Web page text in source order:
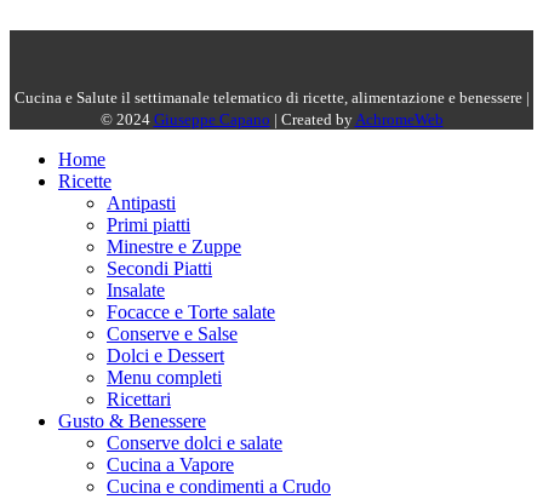
Cucina e Salute il settimanale telematico di ricette, alimentazione e benessere |
© 2024 Giuseppe Capano | Created byAchromeWeb
Home
Ricette
Antipasti
Primi piatti
Minestre e Zuppe
Secondi Piatti
Insalate
Focacce e Torte salate
Conserve e Salse
Dolci e Dessert
Menu completi
Ricettari
Gusto & Benessere
Conserve dolci e salate
Cucina a Vapore
Cucina e condimenti a Crudo